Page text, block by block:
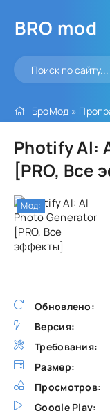
BRO mod
БроМод »
Photify AI:
[PRO, Все
Обновлено:
Версия:
Требования:
Размер:
Просмотров:
Google Play:
Мод: